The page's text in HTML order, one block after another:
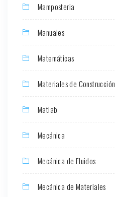
Mamposteria
Manuales
Matemáticas
Materiales de Construcción
Matlab
Mecánica
Mecánica de Fluidos
Mecánica de Materiales